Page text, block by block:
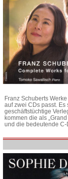
Franz Schuberts
auf zwei CDs passt.
geschäftstüchtige
kommen die als
und die bedeutende C-